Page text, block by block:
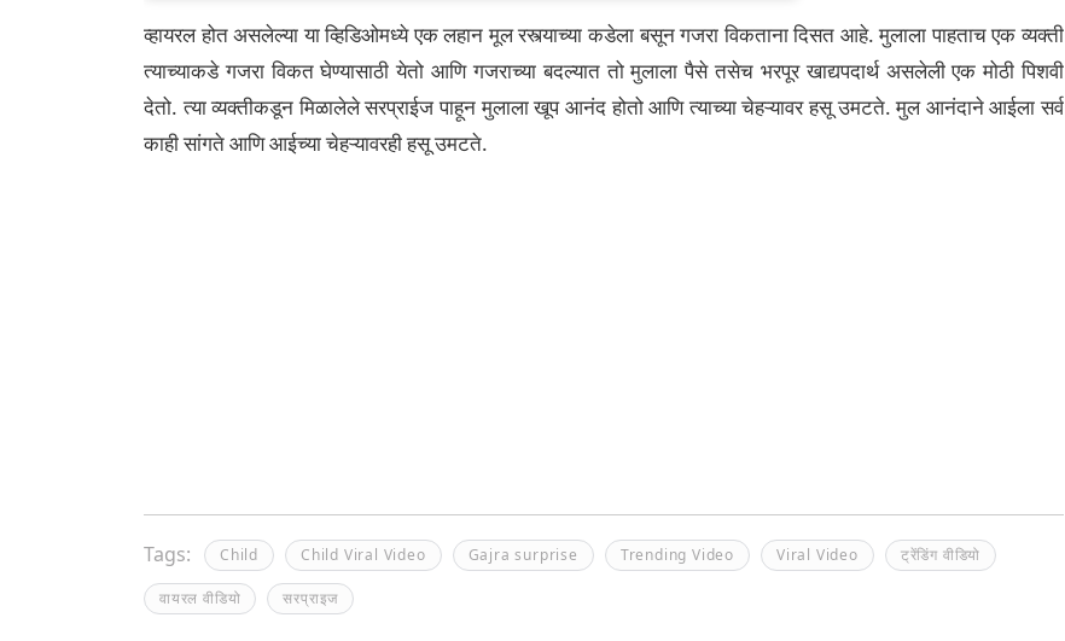
व्हायरल होत असलेल्या या व्हिडिओमध्ये एक लहान मूल रस्त्याच्या कडेला बसून गजरा विकताना दिसत आहे. मुलाला पाहताच एक व्यक्ती
त्याच्याकडे गजरा विकत घेण्यासाठी येतो आणि गजराच्या बदल्यात तो मुलाला पैसे तसेच भरपूर खाद्यपदार्थ असलेली एक मोठी पिशवी
देतो.त्या व्यक्तीकडून मिळालेले सरप्राईज पाहून मुलाला खूप आनंद होतो आणि त्याच्या चेहऱ्यावर हसू उमटते. मुल आनंदाने आईला सर्व
काही सांगते आणि आईच्या चेहऱ्यावरही हसू उमटते.
Tags: Child Child Viral Video Gajra surprise Trending Video Viral Video ट्रेंडिंग वीडियो
वायरल वीडियो सरप्राइज